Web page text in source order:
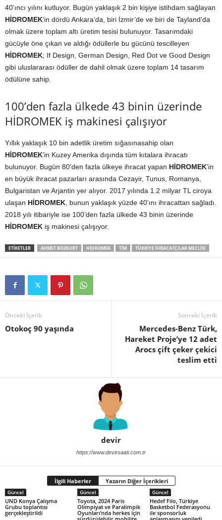
40’ıncı yılını kutluyor. Bugün yaklaşık 2 bin kişiye istihdam sağlayan
HİDROMEK’in dördü Ankara’da, biri İzmir’de ve biri de Tayland’da
olmak üzere toplam altı üretim tesisi bulunuyor. Tasarımdaki
gücüyle öne çıkan ve aldığı ödüllerle bu gücünü tescilleyen
HİDROMEK; If Design, German Design, Red Dot ve Good Design
gibi uluslararası ödüller de dahil olmak üzere toplam 14 tasarım
ödülüne sahip.
100’den fazla ülkede 43 binin üzerinde
HİDROMEK iş makinesi çalışıyor
Yıllık yaklaşık 10 bin adetlik üretim sığasınasahip olan
HİDROMEK’in Kuzey Amerika dışında tüm kıtalara ihracatı
bulunuyor. Bugün 80’den fazla ülkeye ihracat yapan HİDROMEK’in
en büyük ihracat pazarları arasında Cezayir, Tunus, Romanya,
Bulgaristan ve Arjantin yer alıyor. 2017 yılında 1.2 milyar TL ciroya
ulaşan HİDROMEK , bunun yaklaşık yüzde 40’ını ihracattan sağladı.
2018 yılı itibariyle ise 100’den fazla ülkede 43 binin üzerinde
HİDROMEK iş makinesi çalışıyor.
ETIKETLER AHMET BOZKURT HIDROMEK TIM TÜRKIYE IHRACATÇILAR MECLISI
Önceki İçerik
Otokoç 90 yaşında
Sonraki İçerik
Mercedes-Benz Türk,
Hareket Proje’ye 12 adet
Arocs çift çeker çekici
teslim etti
devir
https://www.devirsaati.com.tr
İlgili Haberler Yazarın Diğer İçerikleri
Güncel
UND Konya Çalışma
Grubu toplantısı
gerçekleştirildi
Güncel
Toyota, 2024 Paris
Olimpiyat ve Paralimpik
Oyunları’nda herkes için
Güncel
Hedef Filo, Türkiye
Basketbol Federasyonu
ile sponsorluk